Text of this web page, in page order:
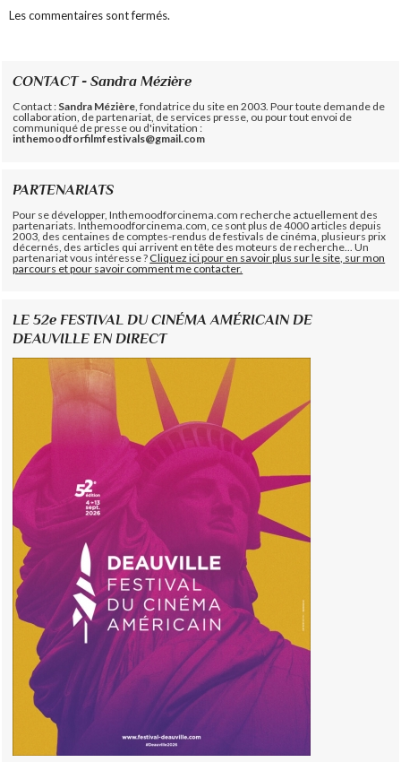
Les commentaires sont fermés.
CONTACT - Sandra Mézière
Contact : Sandra Mézière , fondatrice du site en 2003. Pour toute demande de
collaboration, de partenariat, de services presse, ou pour tout envoi de
communiqué de presse ou d'invitation :
inthemoodforfilmfestivals@gmail.com
PARTENARIATS
Pour se développer, Inthemoodforcinema.com recherche actuellement des
partenariats. Inthemoodforcinema.com, ce sont plus de 4000 articles depuis
2003, des centaines de comptes-rendus de festivals de cinéma, plusieurs prix
décernés, des articles qui arrivent en tête des moteurs de recherche... Un
partenariat vous intéresse ?Cliquez ici pour en savoir plus sur le site, sur mon
parcours et pour savoir comment me contacter.
LE 52e FESTIVAL DU CINÉMA AMÉRICAIN DE
DEAUVILLE EN DIRECT